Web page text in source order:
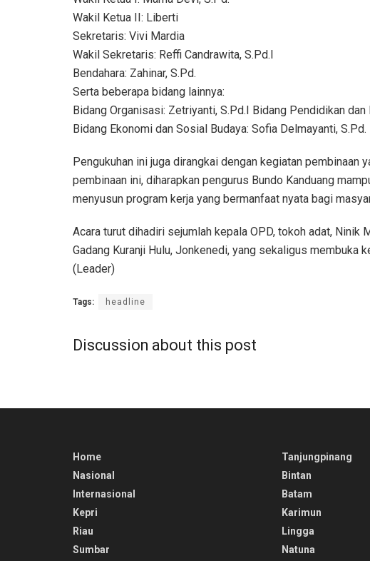
Wakil Ketua II: Liberti
Sekretaris: Vivi Mardia
Wakil Sekretaris: Reffi Candrawita, S.Pd.I
Bendahara: Zahinar, S.Pd.
Serta beberapa bidang lainnya:
Bidang Organisasi: Zetriyanti, S.Pd.I Bidang Pendidikan dan
Bidang Ekonomi dan Sosial Budaya: Sofia Delmayanti, S.Pd.
Pengukuhan ini juga dirangkai dengan kegiatan
pembinaan ini, diharapkan pengurus Bundo Kanduang
menyusun program kerja yang bermanfaat nyata bagi
Acara turut dihadiri sejumlah kepala OPD, tokoh adat, Ninik
Gadang Kuranji Hulu, Jonkenedi, yang sekaligus membuka
(Leader)
Tags: headline
Discussion about this post
Home
Nasional
Internasional
Kepri
Riau
Sumbar
Tanjungpinang
Bintan
Batam
Karimun
Lingga
Natuna